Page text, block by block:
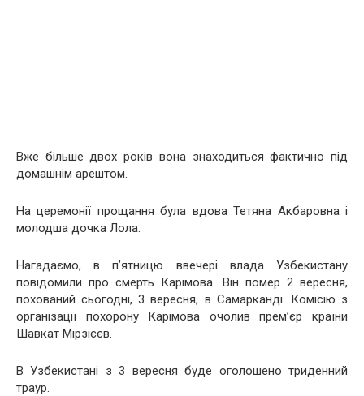
Вже більше двох років вона знаходиться фактично під
домашнім арештом.
На церемонії прощання була вдова Тетяна Акбаровна і
молодша дочка Лола.
Нагадаємо, в п’ятницю ввечері влада Узбекистану
повідомили про смерть Карімова. Він помер 2 вересня,
похований сьогодні, 3 вересня, в Самарканді. Комісію з
організації похорону Карімова очолив прем’єр країни
Шавкат Мірзієєв.
В Узбекистані з 3 вересня буде оголошено триденний
траур.